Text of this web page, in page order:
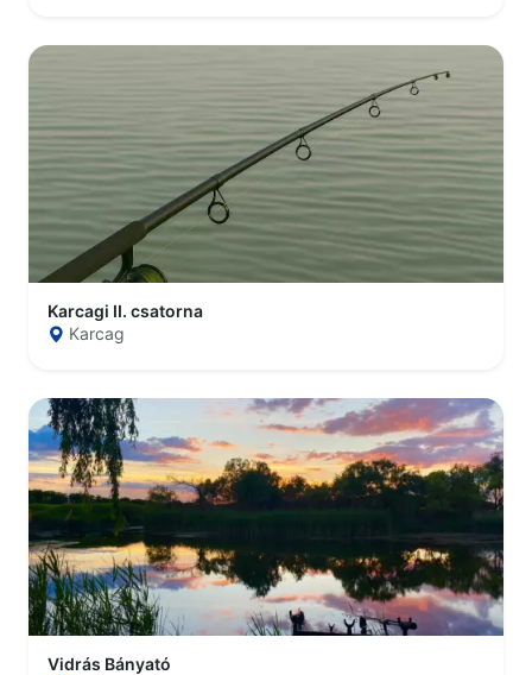
Karcagi II. csatorna
Karcag
Vidrás Bányató